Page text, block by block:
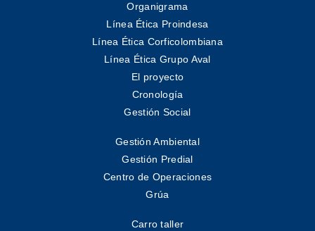
Organigrama
Línea Ética Proindesa
Línea Ética Corficolombiana
Línea Ética Grupo Aval
El proyecto
Cronología
Gestión Social
Gestión Ambiental
Gestión Predial
Centro de Operaciones
Grúa
Carro taller